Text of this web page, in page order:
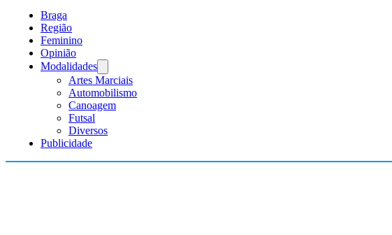
Braga
Região
Feminino
Opinião
Modalidades
Artes Marciais
Automobilismo
Canoagem
Futsal
Diversos
Publicidade